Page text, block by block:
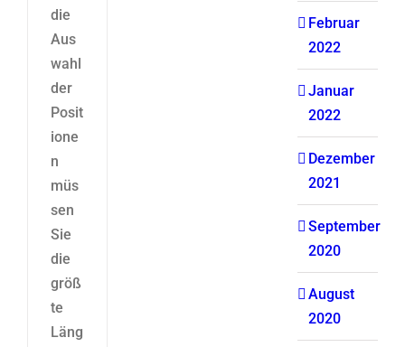
die
Aus
wahl
der
Posit
ione
n
müs
sen
Sie
die
größ
te
Läng
Februar
2022
Januar
2022
Dezember
2021
September
2020
August
2020